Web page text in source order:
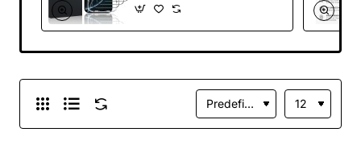
Film, Antigraffio,
Durezza 9H, Grado